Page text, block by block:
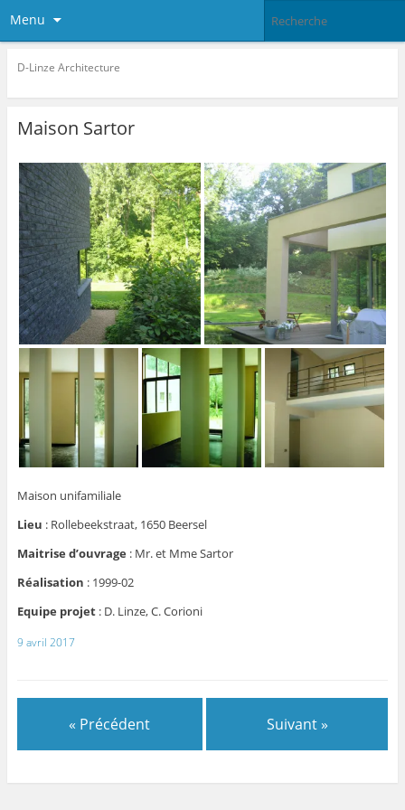
Menu
D-Linze Architecture
Maison Sartor
Maison unifamiliale
Lieu : Rollebeekstraat, 1650 Beersel
Maitrise d’ouvrage : Mr. et Mme Sartor
Réalisation : 1999-02
Equipe projet: D. Linze, C. Corioni
9 avril 2017
« Précédent Suivant »